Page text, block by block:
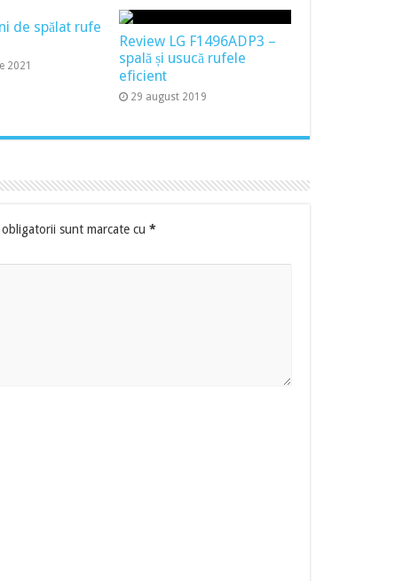
de spălat rufe
2021
Review LG F1496ADP3 –
spală și usucă rufele
eficient
29 august 2019
sunt marcate cu *